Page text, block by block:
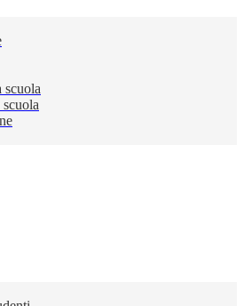
scuola